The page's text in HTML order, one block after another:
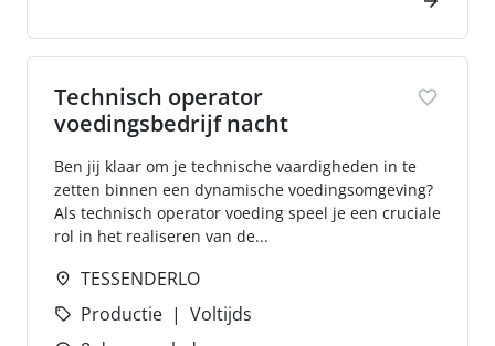
Technisch operator
voedingsbedrijf nacht
Ben jij klaar om je technische vaardigheden in te
zetten binnen een dynamische voedingsomgeving?
Als technisch operator voeding speel je een cruciale
rol in het realiseren van de...
TESSENDERLO
Productie
Voltijds